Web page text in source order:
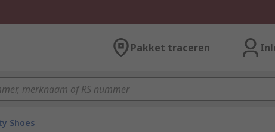
Pakket traceren
Shoes